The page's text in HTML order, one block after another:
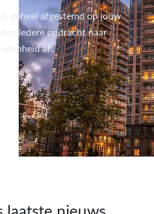
geheel afgestemd op jouw
iedere opdracht naar
af.